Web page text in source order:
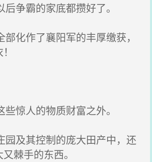
争霸的家底都攒好了。
化作了襄阳军的丰厚缴获，
惊人的物质财富之外。
及其控制的庞大田产中，还
棘手的东西。